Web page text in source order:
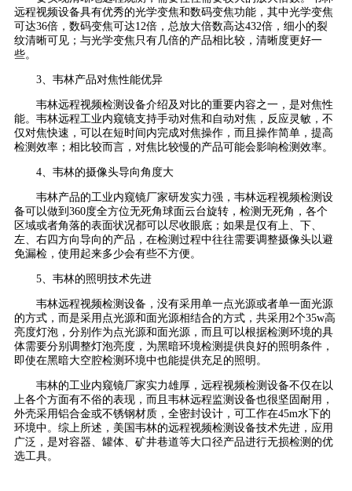
远程视频设备具有优秀的光学变焦和数码变焦功能，其中光学变焦
可达36倍，数码变焦可达12倍，总放大倍数高达432倍，细小的裂
纹清晰可见；与光学变焦只有几倍的产品相比较，清晰度更好一
些。
3、韦林产品对焦性能优异
韦林远程视频检测设备介绍及对比的重要内容之一，是对焦性
能。韦林远程工业内窥镜支持手动对焦和自动对焦，反应灵敏，不
仅对焦快速，可以在短时间内完成对焦操作，而且操作简单，提高
检测效率；相比较而言，对焦比较慢的产品可能会影响检测效率。
4、韦林的摄像头导向角度大
韦林产品的工业内窥镜厂家研发实力强，韦林远程视频检测设
备可以做到360度全方位无死角球面云台旋转，检测无死角，各个
区域或者角落的表面状况都可以尽收眼底；如果是仅有上、下、
左、右四方向导向的产品，在检测过程中往往需要调整摄像头以避
免漏检，使用起来多少会有些不方便。
5、韦林的照明技术先进
韦林远程视频检测设备，没有采用单一点光源或者单一面光源
的方式，而是采用点光源和面光源相结合的方式，共采用2个35w高
亮度灯泡，分别作为点光源和面光源，而且可以根据检测环境的具
体需要分别调整灯泡亮度，为黑暗环境检测提供良好的照明条件，
即使在黑暗大空腔检测环境中也能提供充足的照明。
韦林的工业内窥镜厂家实力雄厚，远程视频检测设备不仅在以
上各个方面有不俗的表现，而且韦林远程监测设备也很坚固耐用，
外壳采用铝合金或不锈钢材质，全密封设计，可工作在45m水下的
环境中。综上所述，美国韦林的远程视频检测设备技术先进，应用
广泛，是对容器、罐体、矿井巷道等大口径产品进行无损检测的优
选工具。